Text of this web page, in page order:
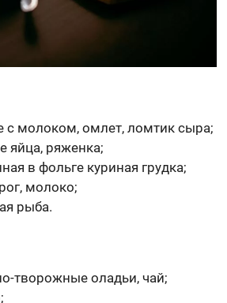
с молоком, омлет, ломтик сыра;
яйца, ряженка;
в фольге куриная грудка;
молоко;
рыба.
творожные оладьи, чай;